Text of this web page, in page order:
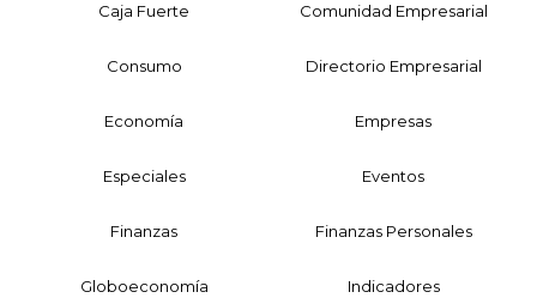
Caja Fuerte Comunidad Empresarial
Consumo Directorio Empresarial
Economía Empresas
Especiales Eventos
Finanzas Finanzas Personales
Globoeconomía Indicadores